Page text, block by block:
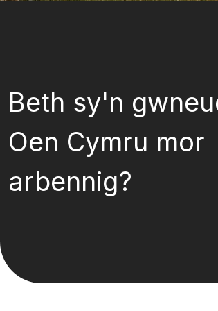
Beth sy'n
Oen Cymru mor
arbennig?